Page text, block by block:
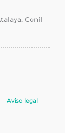
Aviso legal